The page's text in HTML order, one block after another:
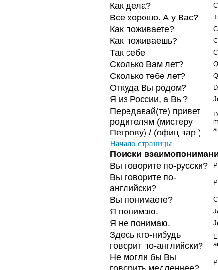
Как дела?
Все хорошо. А у Вас?
Как поживаете?
Как поживаешь?
Так себе
Сколько Вам лет?
Сколько тебе лет?
Откуда Вы родом?
Я из России, а Вы?
Передавай(те) привет
родителям (мистеру
Петрову) / (офиц.вар.)
Начало страницы
Поиски
Вы говорите по-русски?
Вы говорите по-
английски?
Вы понимаете?
Я понимаю.
Я не понимаю.
Здесь кто-нибудь
говорит по-английски?
Не могли бы Вы
говорить медленнее?